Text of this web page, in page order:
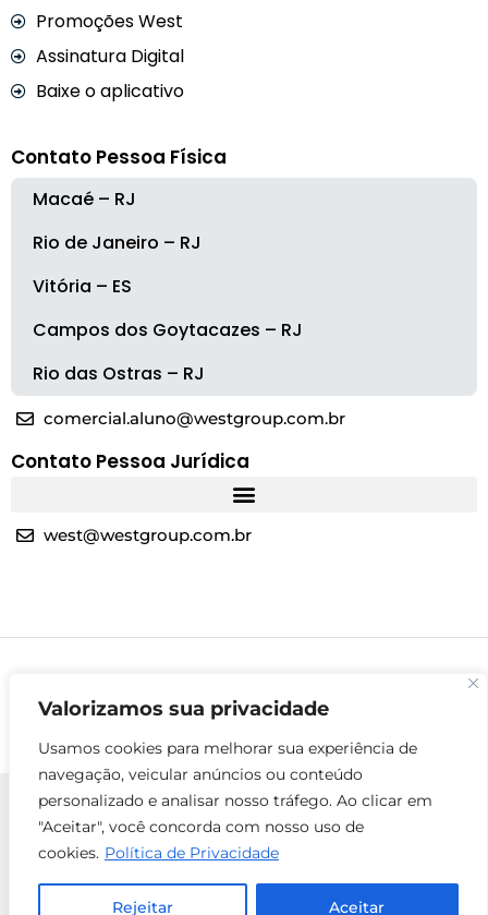
Valorizamos sua privacidade
Usamos cookies para melhorar sua experiência de
navegação, veicular anúncios ou conteúdo
personalizado e analisar nosso tráfego. Ao clicar em
"Aceitar", você concorda com nosso uso de
cookies. Política de Privacidade
Rejeitar Aceitar
Promoções West
Assinatura Digital
Baixe o aplicativo
Contato Pessoa Física
Macaé – RJ
Rio de Janeiro – RJ
Vitória – ES
Campos dos Goytacazes – RJ
Rio das Ostras – RJ
comercial.aluno@westgroup.com.br
Contato Pessoa Jurídica
west@westgroup.com.br
ENTRE EM
© 2025 Todos os direitos reservados - West Group